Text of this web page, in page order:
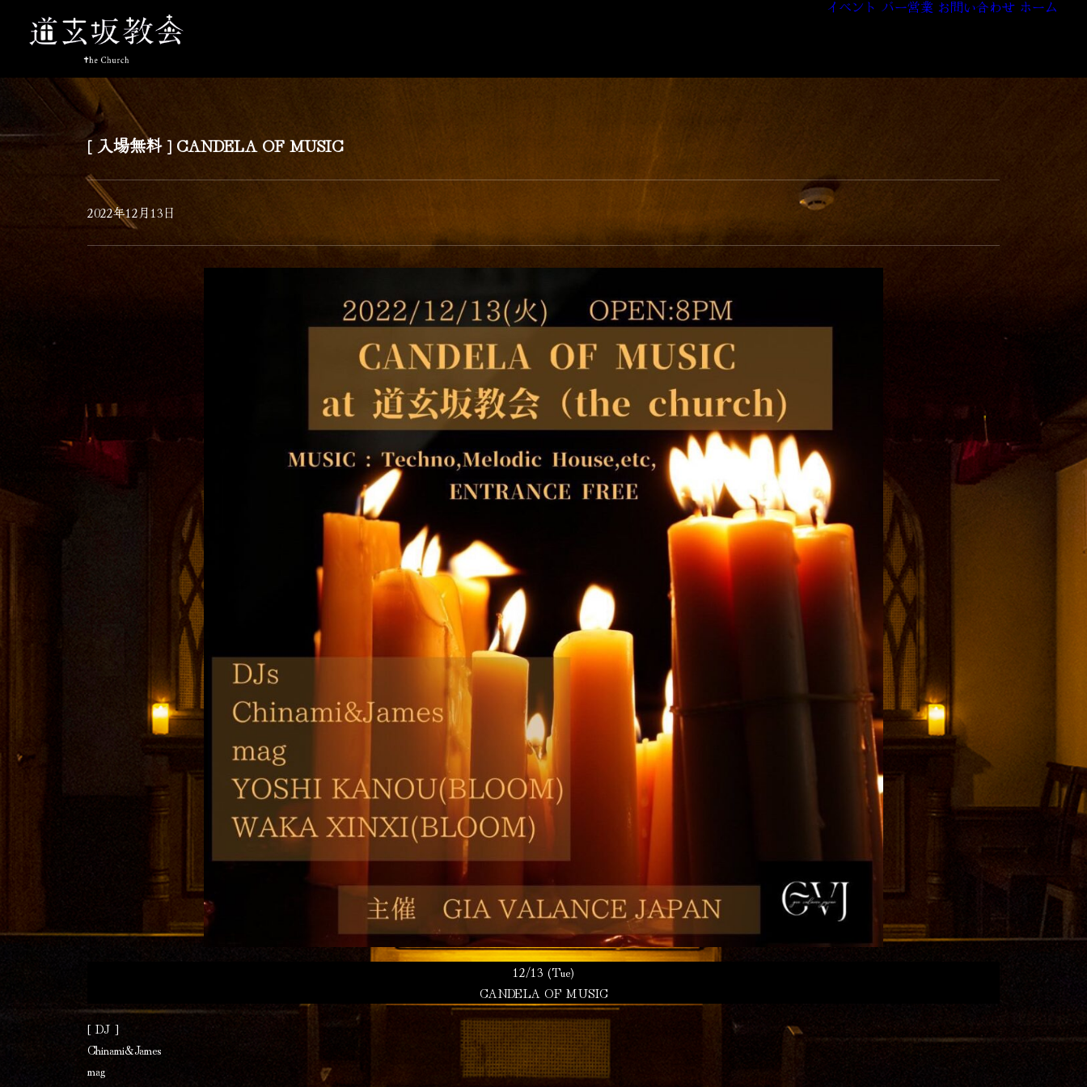
イベント バー営業 お問い合わせ ホーム
[ 入場無料 ] CANDELA OF MUSIC
2022年12月13日
12/13 (Tue)
CANDELA OF MUSIC
[ DJ ]
Chinami&James
mag